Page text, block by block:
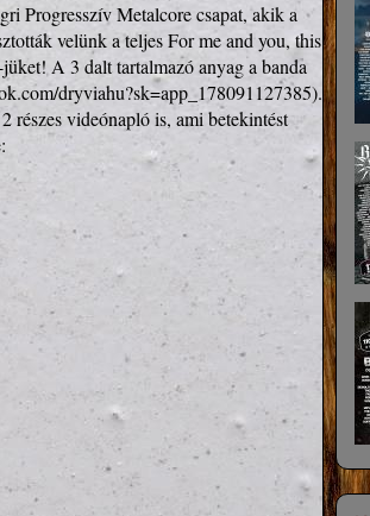
Progresszív Metalcore csapat, akik a
velünk a teljes For me and you, this
A 3 dalt tartalmazó anyag a banda
dryviahu?sk=app_178091127385).
részes videónapló is, ami betekintést